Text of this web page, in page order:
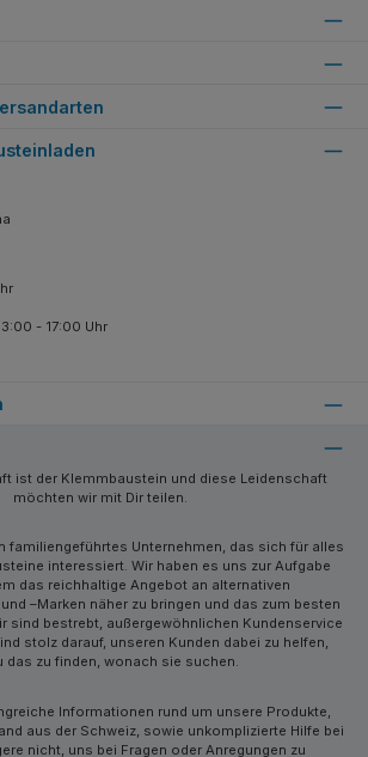
- 17:00 Uhr
ist der Klemmbaustein und diese Leidenschaft
möchten wir mit Dir teilen.
familiengeführtes Unternehmen, das sich für alles
interessiert. Wir haben es uns zur Aufgabe
das reichhaltige Angebot an alternativen
–Marken näher zu bringen und das zum besten
sind bestrebt, außergewöhnlichen Kundenservice
stolz darauf, unseren Kunden dabei zu helfen,
das zu finden, wonach sie suchen.
Informationen rund um unsere Produkte,
aus der Schweiz, sowie unkomplizierte Hilfe bei
nicht, uns bei Fragen oder Anregungen zu